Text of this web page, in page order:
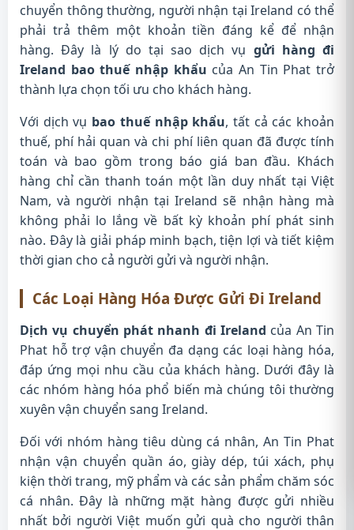
chuyển thông thường, người nhận tại Ireland có thể
phải trả thêm một khoản tiền đáng kể để nhận
hàng. Đây là lý do tại sao dịch vụ gửi hàng đi
Ireland bao thuế nhập khẩu của An Tin Phat trở
thành lựa chọn tối ưu cho khách hàng.
Với dịch vụ bao thuế nhập khẩu, tất cả các khoản
thuế, phí hải quan và chi phí liên quan đã được tính
toán và bao gồm trong báo giá ban đầu. Khách
hàng chỉ cần thanh toán một lần duy nhất tại Việt
Nam, và người nhận tại Ireland sẽ nhận hàng mà
không phải lo lắng về bất kỳ khoản phí phát sinh
nào. Đây là giải pháp minh bạch, tiện lợi và tiết kiệm
thời gian cho cả người gửi và người nhận.
Các Loại Hàng Hóa Được Gửi Đi Ireland
Dịch vụ chuyển phát nhanh đi Ireland của An Tin
Phat hỗ trợ vận chuyển đa dạng các loại hàng hóa,
đáp ứng mọi nhu cầu của khách hàng. Dưới đây là
các nhóm hàng hóa phổ biến mà chúng tôi thường
xuyên vận chuyển sang Ireland.
Đối với nhóm hàng tiêu dùng cá nhân, An Tin Phat
nhận vận chuyển quần áo, giày dép, túi xách, phụ
kiện thời trang, mỹ phẩm và các sản phẩm chăm sóc
cá nhân. Đây là những mặt hàng được gửi nhiều
nhất bởi người Việt muốn gửi quà cho người thân